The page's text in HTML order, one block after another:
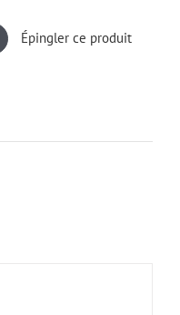
Épingler ce produit